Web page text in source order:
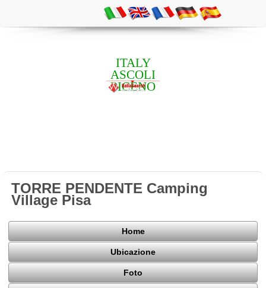
ITALY
ASCOLI
PICENO
TORRE PENDENTE Camping
Village Pisa
Home
Ubicazione
Foto